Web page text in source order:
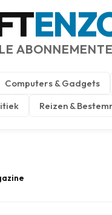
Computers & Gadgets
Reizen &